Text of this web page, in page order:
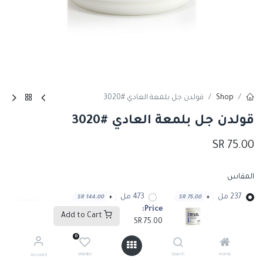
Price:
75.00
Home
Search
0
Wishlist
Account
Shop قولدن جل بلمعة العادي #3020
قولدن جل بلمعة العادي #3020
75.00
المقاس
237 مل +
75.00
SR 473 مل +
144.00
SR